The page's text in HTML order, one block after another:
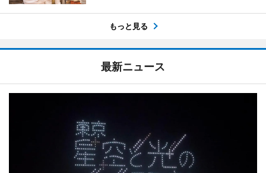
もっと見る
最新ニュース